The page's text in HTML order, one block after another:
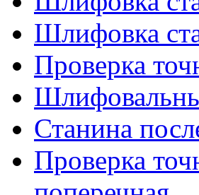
Шлифовка
Проверка
Станина
Проверка